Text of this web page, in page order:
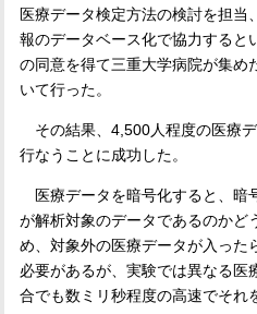
医療データ検定方法の検討を担
報のデータベース化で協力すると
の同意を得て三重大学病院が集め
いて行った。
その結果、 4,500人程度の医療
行なうことに成功した。
医療データを暗号化すると、暗
が解析対象のデータであるのかど
め、対象外の医療データが入った
必要があるが、実験では異なる医
合でも数ミリ秒程度の高速でそれ